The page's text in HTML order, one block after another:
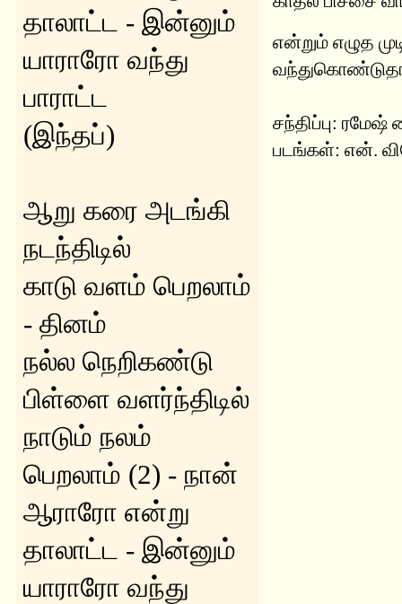
தாலாட்ட - இன்னும்
யாராரோ வந்து
பாராட்ட
(இந்தப்)
ஆறு கரை அடங்கி
நடந்திடில்
காடு வளம் பெறலாம்
- தினம்
நல்ல நெறிகண்டு
பிள்ளை வளர்ந்திடில்
நாடும் நலம்
பெறலாம் (2) - நான்
ஆராரோ என்று
தாலாட்ட - இன்னும்
யாராரோ வந்து
என்றும் எழுத
சந்திப்பு:
படங்கள்: என்.